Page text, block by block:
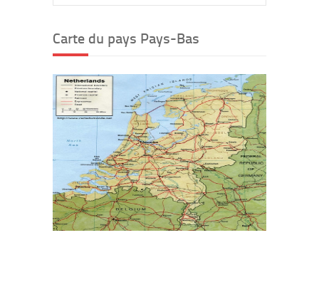
Carte du pays Pays-Bas